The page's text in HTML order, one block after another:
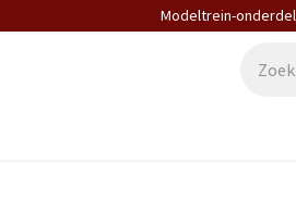
Modeltrein-